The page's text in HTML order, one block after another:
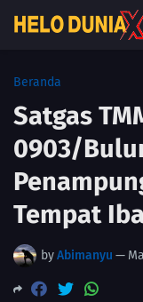
Beranda
Satgas
0903/
Tempat
byAbimanyu —